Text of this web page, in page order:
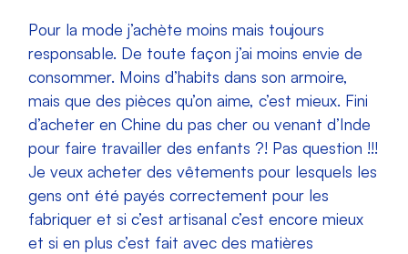
Pour la mode j’achète moins mais toujours
responsable. De toute façon j’ai moins envie de
consommer. Moins d’habits dans son armoire,
mais que des pièces qu’on aime, c’est mieux. Fini
d’acheter en Chine du pas cher ou venant d’Inde
pour faire travailler des enfants ?! Pas question !!!
Je veux acheter des vêtements pour lesquels les
gens ont été payés correctement pour les
fabriquer et si c’est artisanal c’est encore mieux
et si en plus c’est fait avec des matières